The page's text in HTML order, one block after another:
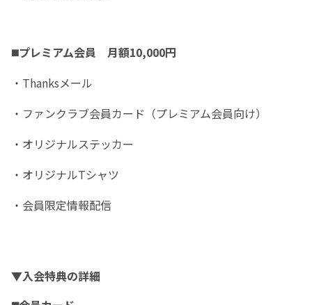
◼️プレミアム会員 月額10,000円
・Thanksメール
・ファンクラブ会員カード（プレミアム会員向け）
・オリジナルステッカー
・オリジナルTシャツ
・会員限定情報配信
▼入会特典の詳細